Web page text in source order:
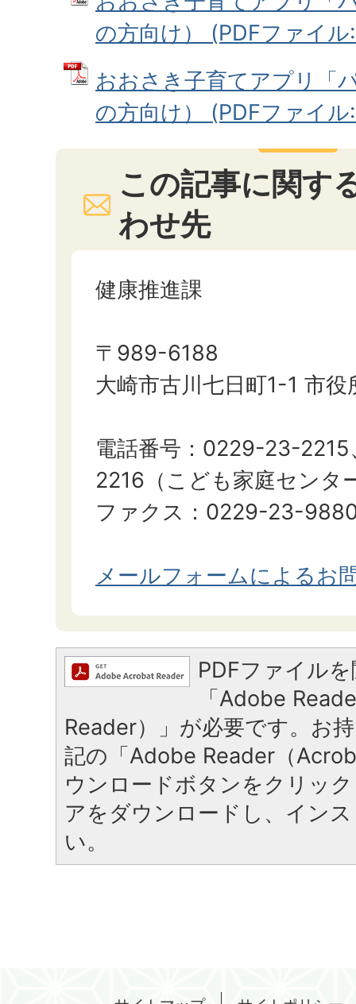
の方向け） (PDFファイ
おおさき子育てアプリ「
の方向け） (PDFファイ
この記事に関す
わせ先
健康推進課
〒989-6188
大崎市古川七日町1-1 市役
電話番号：0229-23-
2216（こども家庭センタ
ファクス：0229-23-
メールフォームによるお
PDFファイル
「Adobe
Reader）」が必要です。お
記の「Adobe Reader（
ウンロードボタンをクリッ
アをダウンロードし、イン
い。